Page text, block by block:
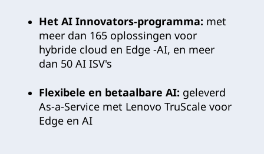
Het AI Innovators-programma: met
meer dan 165 oplossingen voor
hybride cloud en Edge -AI, en meer
dan 50 AI ISV's
Flexibele en betaalbare AI: geleverd
As-a-Service met Lenovo TruScale voor
Edge en AI